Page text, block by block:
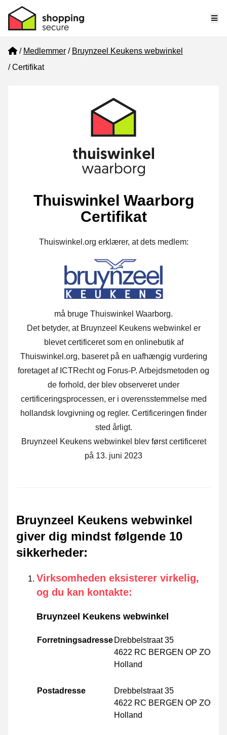
Home
Medlemmer
Bruynzeel Keukens webwinkel
Certifikat
Thuiswinkel Waarborg
Certifikat
Thuiswinkel.org erklærer, at dets medlem:
må bruge Thuiswinkel Waarborg.
Det betyder, at Bruynzeel Keukens webwinkel er
blevet certificeret som en onlinebutik af
Thuiswinkel.org, baseret på en uafhængig vurdering
foretaget af ICTRecht og Forus-P. Arbejdsmetoden og
de forhold, der blev observeret under
certificeringsprocessen, er i overensstemmelse med
hollandsk lovgivning og regler. Certificeringen finder
sted årligt.
Bruynzeel Keukens webwinkel blev først certificeret
på 13. juni 2023
Bruynzeel Keukens webwinkel
giver dig mindst følgende 10
sikkerheder:
Virksomheden eksisterer virkelig,
og du kan kontakte:
Bruynzeel Keukens webwinkel
Forretningsadresse Drebbelstraat 35
4622 RC BERGEN OP ZOOM
Holland
Postadresse
Drebbelstraat 35
4622 RC BERGEN OP ZOOM
Holland